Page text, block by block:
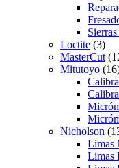
Loctite (3)
MasterCut
Mitutoyo
Nicholson
Limas
Limas